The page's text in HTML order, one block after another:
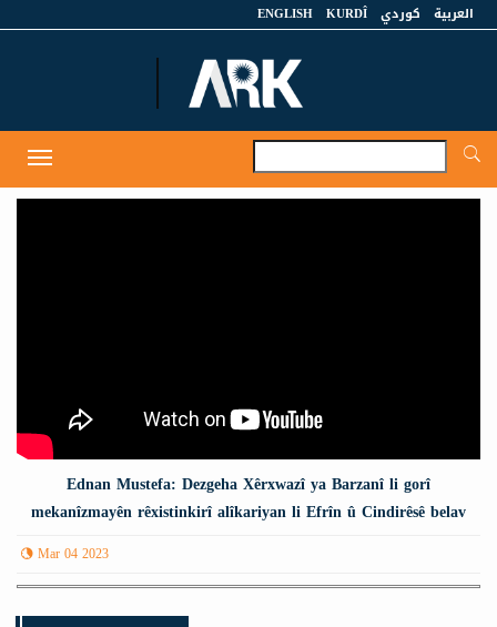
العربية كوردي KURDÎ
ENGLISH
Toggle
navigation
Ednan Mustefa: Dezgeha Xêrxwazî ya Barzanî li gorî
mekanîzmayên rêxistinkirî alîkariyan li Efrîn û Cindirêsê belav
Mar 04 2023